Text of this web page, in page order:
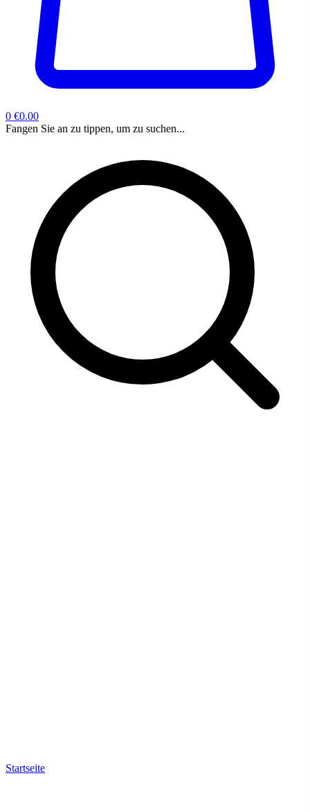
0 €0.00
Fangen Sie an zu tippen, um zu suchen...
Startseite